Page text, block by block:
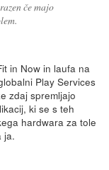
če majo
in Now in laufa na
Play Services
zdaj spremljajo
ki se s teh
hardwara za tole
ja.